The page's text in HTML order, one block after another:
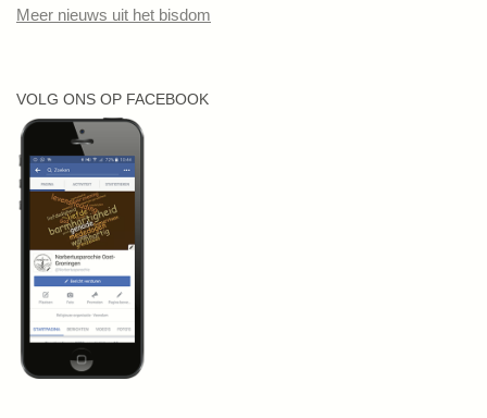
Meer nieuws uit het bisdom
VOLG ONS OP FACEBOOK